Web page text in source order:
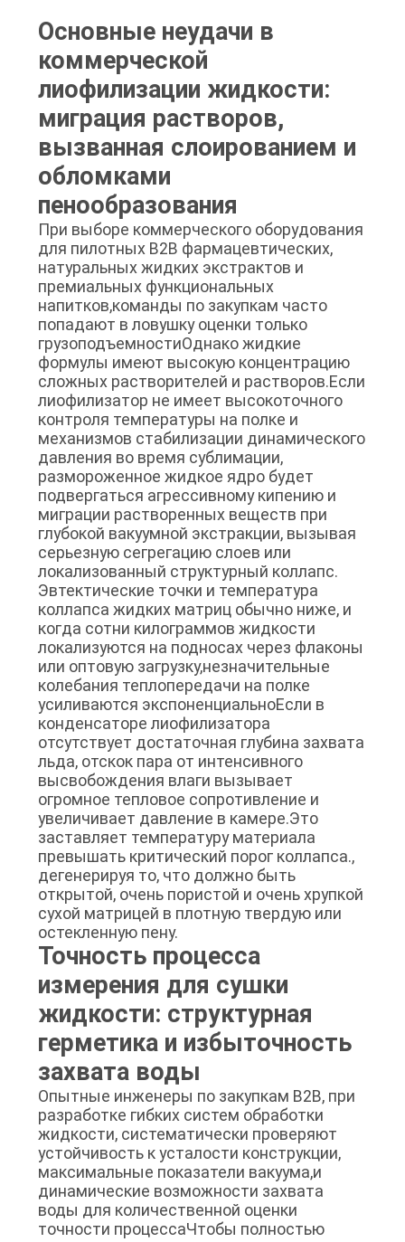
ПОЛИТИКА
КОНФИДЕНЦИАЛЬНОСТИ
Основные неудачи в
коммерческой
лиофилизации жидкости:
миграция растворов,
вызванная слоированием и
обломками
пенообразования
При выборе коммерческого оборудования
для пилотных B2B фармацевтических,
натуральных жидких экстрактов и
премиальных функциональных
напитков,команды по закупкам часто
попадают в ловушку оценки только
грузоподъемностиОднако жидкие
формулы имеют высокую концентрацию
сложных растворителей и растворов.Если
лиофилизатор не имеет высокоточного
контроля температуры на полке и
механизмов стабилизации динамического
давления во время сублимации,
размороженное жидкое ядро будет
подвергаться агрессивному кипению и
миграции растворенных веществ при
глубокой вакуумной экстракции, вызывая
серьезную сегрегацию слоев или
локализованный структурный коллапс.
Эвтектические точки и температура
коллапса жидких матриц обычно ниже, и
когда сотни килограммов жидкости
локализуются на подносах через флаконы
или оптовую загрузку,незначительные
колебания теплопередачи на полке
усиливаются экспоненциальноЕсли в
конденсаторе лиофилизатора
отсутствует достаточная глубина захвата
льда, отскок пара от интенсивного
высвобождения влаги вызывает
огромное тепловое сопротивление и
увеличивает давление в камере.Это
заставляет температуру материала
превышать критический порог коллапса.,
дегенерируя то, что должно быть
открытой, очень пористой и очень хрупкой
сухой матрицей в плотную твердую или
остекленную пену.
Точность процесса
измерения для сушки
жидкости: структурная
герметика и избыточность
захвата воды
Опытные инженеры по закупкам B2B, при
разработке гибких систем обработки
жидкости, систематически проверяют
устойчивость к усталости конструкции,
максимальные показатели вакуума,и
динамические возможности захвата
воды для количественной оценки
точности процессаЧтобы полностью